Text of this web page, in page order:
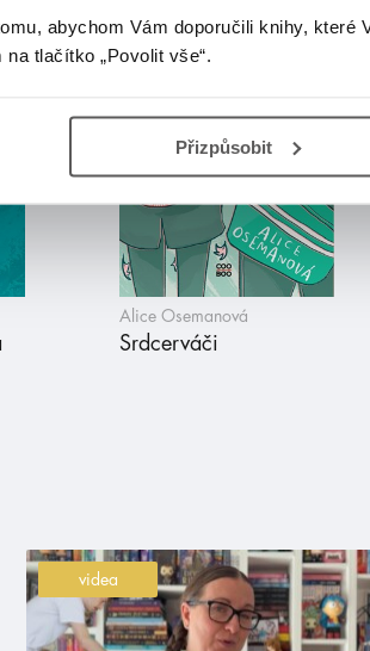
abychom Vám doporučili knihy, které
tlačítko „Povolit vše“.
Přizpůsobit
Alice Osemanová
Srdcerváči
videa